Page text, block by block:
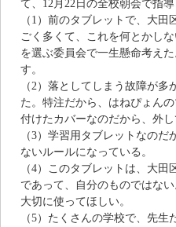
て、12月22日の全校朝会で指導
（1）前のタブレットで、大
ごく多くて、これを何とかし
を選ぶ委員会で一生懸命考え
す。
（2）落としてしまう故障が
た。特注だから、はねぴょん
付けたカバーなのだから、外
（3）学習用タブレットなの
ないルールになっている。
（4）このタブレットは、大
であって、自分のものではな
大切に使ってほしい。
（5）たくさんの学校で、先